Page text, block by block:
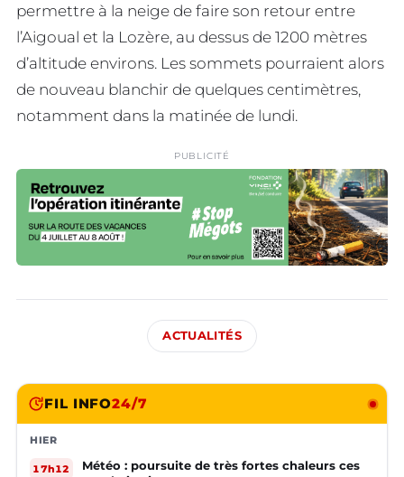
permettre à la neige de faire son retour entre
l’Aigoual et la Lozère, au dessus de 1200 mètres
d’altitude environs. Les sommets pourraient alors
de nouveau blanchir de quelques centimètres,
notamment dans la matinée de lundi.
PUBLICITÉ
ACTUALITÉS
FIL INFO24/7
HIER
17h12
Météo : poursuite de très fortes chaleurs ces